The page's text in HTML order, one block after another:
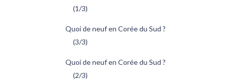
(1/3)
Quoi de neuf en Corée du Sud ?
(3/3)
Quoi de neuf en Corée du Sud ?
(2/3)